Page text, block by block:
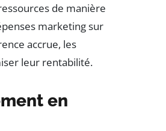
de manière
marketing sur
accrue, les
leur rentabilité.
en